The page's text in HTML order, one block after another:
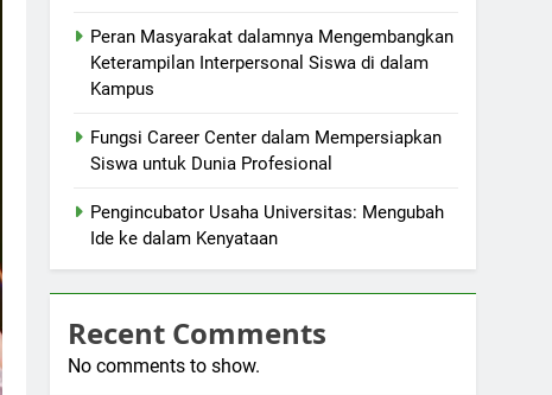
Peran Masyarakat dalamnya Mengembangkan
Keterampilan Interpersonal Siswa di dalam
Kampus
Fungsi Career Center dalam Mempersiapkan
Siswa untuk Dunia Profesional
Pengincubator Usaha Universitas: Mengubah
Ide ke dalam Kenyataan
Recent Comments
No comments to show.